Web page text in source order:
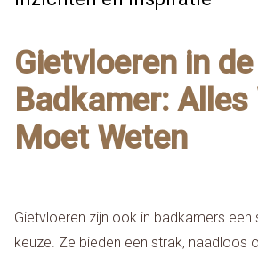
Gietvloeren in de
Badkamer:
Moet Weten
Gietvloeren zijn ook in badkamers
keuze. Ze bieden een strak, naadloos